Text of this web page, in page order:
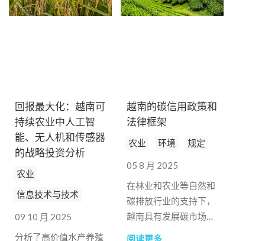
回报最大化：越南可
持续农业中人工智
能、无人机和传感器
的战略投资分析
农业
信息技术与技术
09 10 月 2025
分析了高价值水产养殖
越南的碳信用政策和
法律框架
农业 环境 规定
05 8 月 2025
在林业和农业等自然和
碳排放行业的支持下，
越南具有发展碳市场的
强大潜力。
阅读更多